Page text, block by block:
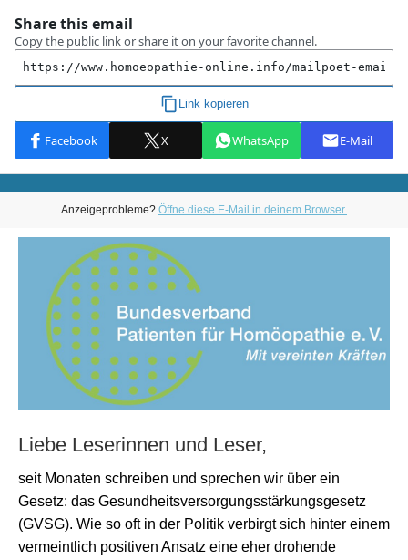
Anzeigeprobleme? Öffne diese E-Mail in deinem Browser.
Liebe Leserinnen und Leser,
seit Monaten schreiben und sprechen wir über ein
Gesetz: das Gesundheitsversorgungsstärkungsgesetz
(GVSG). Wie so oft in der Politik verbirgt sich hinter einem
vermeintlich positiven Ansatz eine eher drohende